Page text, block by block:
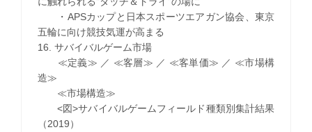
・APSカップと日本スポーツエアガン協会、東京
五輪に向け競技気運が高まる
16. サバイバルゲーム市場
≪定義≫ ／ ≪客層≫ ／ ≪客単価≫ ／ ≪市場構
造≫
≪市場構造≫
<図>サバイバルゲームフィールド種類別集計結果
（2019）